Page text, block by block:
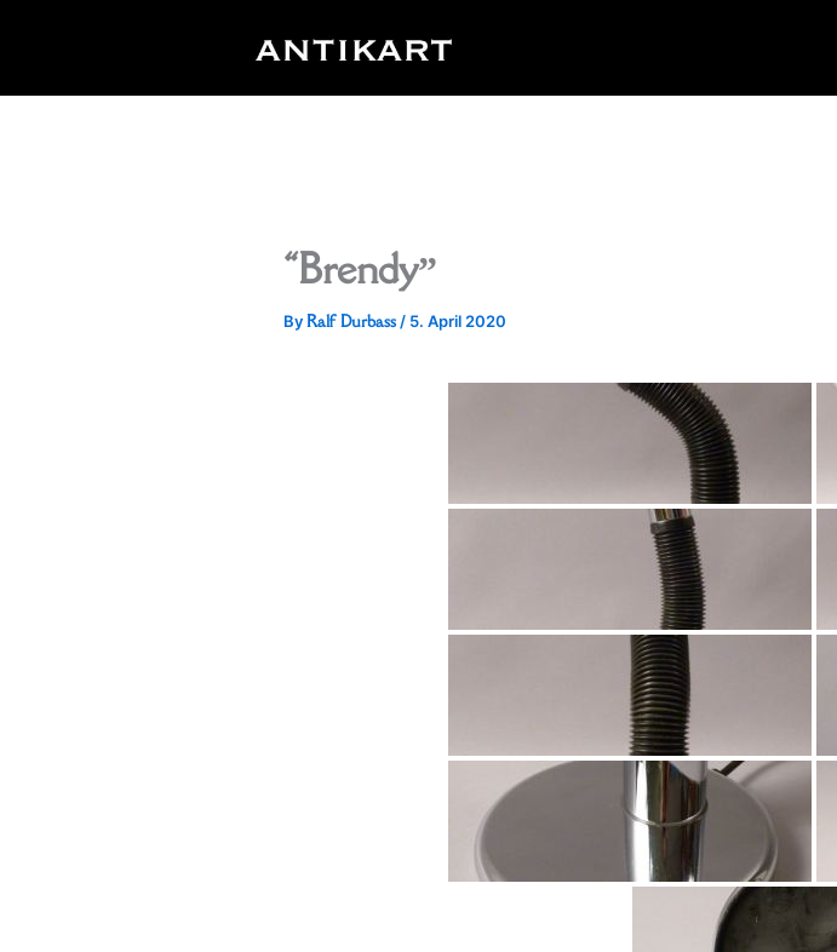
“Brendy”
ByRalf Durbass / 5. April 2020